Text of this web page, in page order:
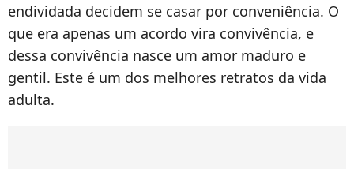
endividada decidem se casar por conveniência. O
que era apenas um acordo vira convivência, e
dessa convivência nasce um amor maduro e
gentil. Este é um dos melhores retratos da vida
adulta.